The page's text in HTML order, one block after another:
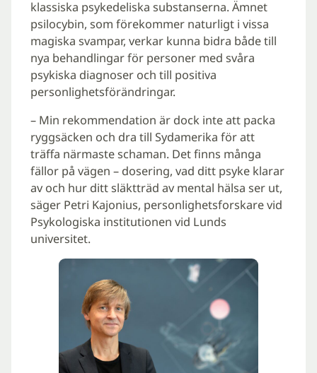
klassiska psykedeliska substanserna. Ämnet
psilocybin, som förekommer naturligt i vissa
magiska svampar, verkar kunna bidra både till
nya behandlingar för personer med svåra
psykiska diagnoser och till positiva
personlighetsförändringar.
– Min rekommendation är dock inte att packa
ryggsäcken och dra till Sydamerika för att
träffa närmaste schaman. Det finns många
fällor på vägen – dosering, vad ditt psyke klarar
av och hur ditt släktträd av mental hälsa ser ut,
säger Petri Kajonius, personlighetsforskare vid
Psykologiska institutionen vid Lunds
universitet.